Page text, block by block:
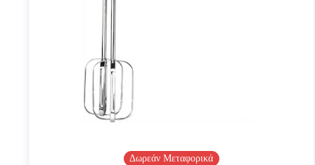
Δωρεάν Μεταφορικά